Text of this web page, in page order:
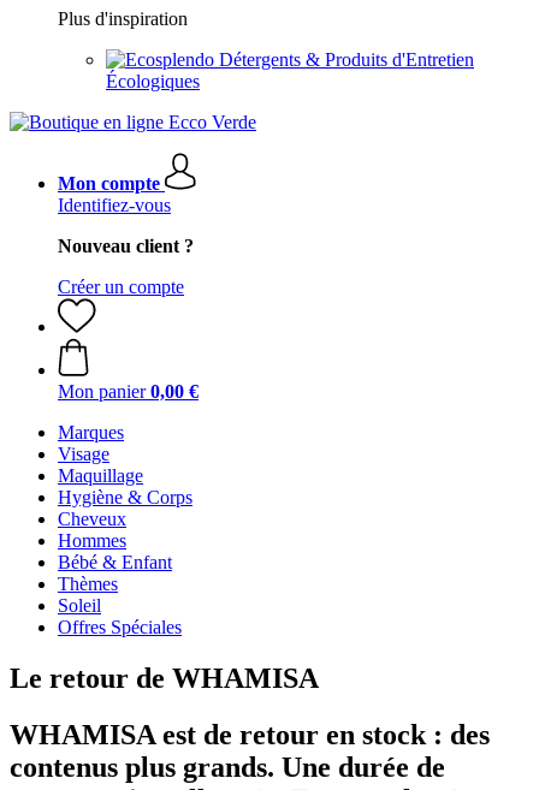
Plus d'inspiration
Détergents & Produits d'Entretien
Écologiques
Mon compte
Identifiez-vous
Nouveau client ?
Créer un compte
Mon panier 0,00 €
Marques
Visage
Maquillage
Hygiène & Corps
Cheveux
Hommes
Bébé & Enfant
Thèmes
Soleil
Offres Spéciales
Le retour de WHAMISA
WHAMISA est de retour en stock : des
contenus plus grands. Une durée de